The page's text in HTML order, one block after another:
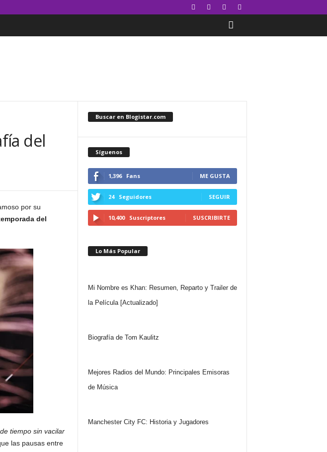
del
por su
del
tiempo sin vacilar
las pausas entre
Buscar en Blogistar.com
Síguenos
1,396 Fans ME GUSTA
24 Seguidores SEGUIR
10,400 Suscriptores SUSCRIBIRTE
Lo Más Popular
Mi Nombre es Khan: Resumen, Reparto y Trailer de
la Película [Actualizado]
Biografía de Tom Kaulitz
Mejores Radios del Mundo: Principales Emisoras
de Música
Manchester City FC: Historia y Jugadores